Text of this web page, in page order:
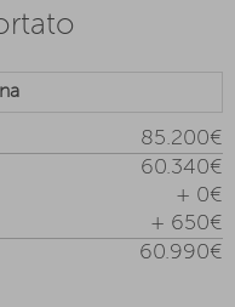
85.200€
60.340€
+ 0€
+ 650€
60.990€